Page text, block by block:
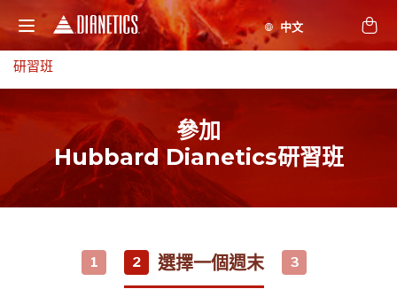
研習班
參加
Hubbard Dianetics研習班
1 2 選擇一個週末 3